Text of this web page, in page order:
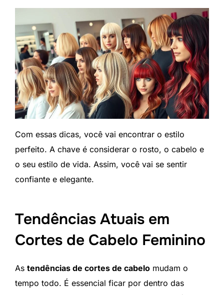
Com essas dicas, você vai encontrar o estilo
perfeito. A chave é considerar o rosto, o cabelo e
o seu estilo de vida. Assim, você vai se sentir
confiante e elegante.
Tendências Atuais em
Cortes de Cabelo Feminino
As tendências de cortes de cabelo mudam o
tempo todo. É essencial ficar por dentro das